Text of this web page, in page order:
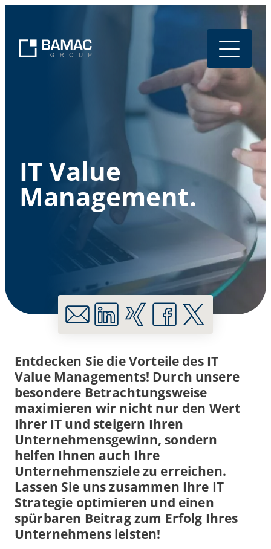
IT Value
Management.
Entdecken Sie die Vorteile des IT
Value Managements! Durch unsere
besondere Betrachtungsweise
maximieren wir nicht nur den Wert
Ihrer IT und steigern Ihren
Unternehmensgewinn, sondern
helfen Ihnen auch Ihre
Unternehmensziele zu erreichen.
Lassen Sie uns zusammen Ihre IT
Strategie optimieren und einen
spürbaren Beitrag zum Erfolg Ihres
Unternehmens leisten!